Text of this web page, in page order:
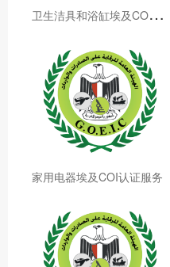
卫
生洁具和浴缸埃及COI认证服务
家用电器埃及COI认证服务